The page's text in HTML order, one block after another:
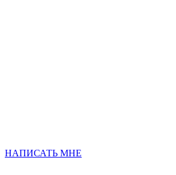
НАПИСАТЬ МНЕ